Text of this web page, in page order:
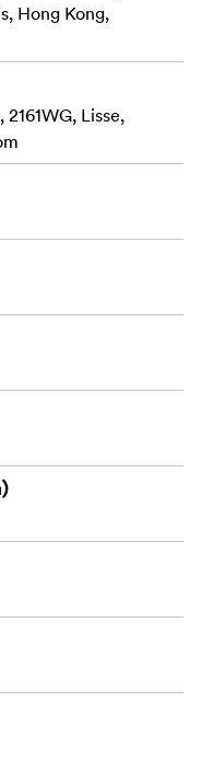
kan laste apper
mer av det du
kan raskt ta opp,
full HD-videoer
de største
handlingen.
Quality Labs med
ytelse, kvalitet,
Hong Kong,
Lisse,